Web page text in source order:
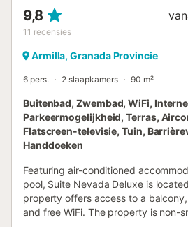
9,8
11 recensies
Armilla, Granada Provincie
6 pers. 2 slaapkamers 90 m²
Buitenbad, Zwembad, WiFi,
Parkeermogelijkheid, Terras,
Flatscreen-televisie, Tuin,
Handdoeken
Featuring air-conditioned
pool, Suite Nevada Deluxe is
property offers access to a
and free WiFi. The property is non-